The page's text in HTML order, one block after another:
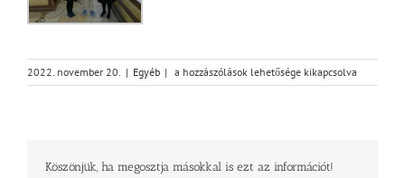
2022. november 20. | Egyéb | Misszionárius
beszámoló
a hozzászólások lehetősége kikapcsolva
Köszönjük, ha megosztja másokkal is ezt az információt!